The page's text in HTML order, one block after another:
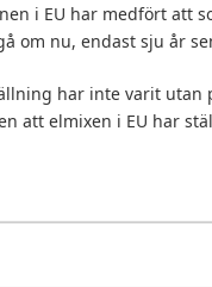
i EU har medfört att
om nu, endast sju år
har inte varit
att elmixen i EU har